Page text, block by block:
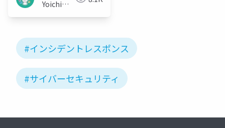
Yoichi
#インシデントレスポンス
#サイバーセキュリティ